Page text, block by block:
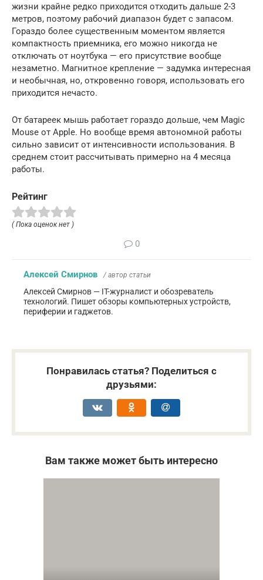
жизни крайне редко приходится отходить дальше 2-3
метров, поэтому рабочий диапазон будет с запасом.
Гораздо более существенным моментом является
компактность приемника, его можно никогда не
отключать от ноутбука — его присутствие вообще
незаметно. Магнитное крепление — задумка интересная
и необычная, но, откровенно говоря, использовать его
приходится нечасто.
От батареек мышь работает гораздо дольше, чем Magic
Mouse от Apple. Но вообще время автономной работы
сильно зависит от интенсивности использования. В
среднем стоит рассчитывать примерно на 4 месяца
работы.
Рейтинг
( Пока оценок нет )
0
Алексей Смирнов / автор статьи
Алексей Смирнов — IT-журналист и обозреватель
технологий. Пишет обзоры компьютерных устройств,
периферии и гаджетов.
Понравилась статья? Поделиться с
друзьями:
Вам также может быть интересно